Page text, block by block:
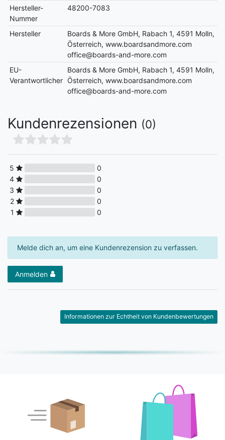
Hersteller-
Nummer
48200-7083
Hersteller
Boards & More GmbH, Rabach 1, 4591 Molln,
Österreich, www.boardsandmore.com
office@boards-and-more.com
EU-
Verantwortlicher
Boards & More GmbH, Rabach 1, 4591 Molln,
Österreich, www.boardsandmore.com
office@boards-and-more.com
Kundenrezensionen (0)
5
0
4
0
3
0
2
0
1
0
Melde dich an, um eine Kundenrezension zu verfassen.
Anmelden
Informationen zur Echtheit von Kundenbewertungen